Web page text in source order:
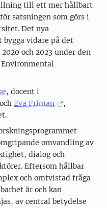
till ett mer hållbart
satsningen som görs i
Det nya
vidare på det
och 2023 under den
, docent i
Eva Friman
,
omvandling av
dialog och
Eftersom hållbar
och omtvistad fråga
är och kan
av central betydelse